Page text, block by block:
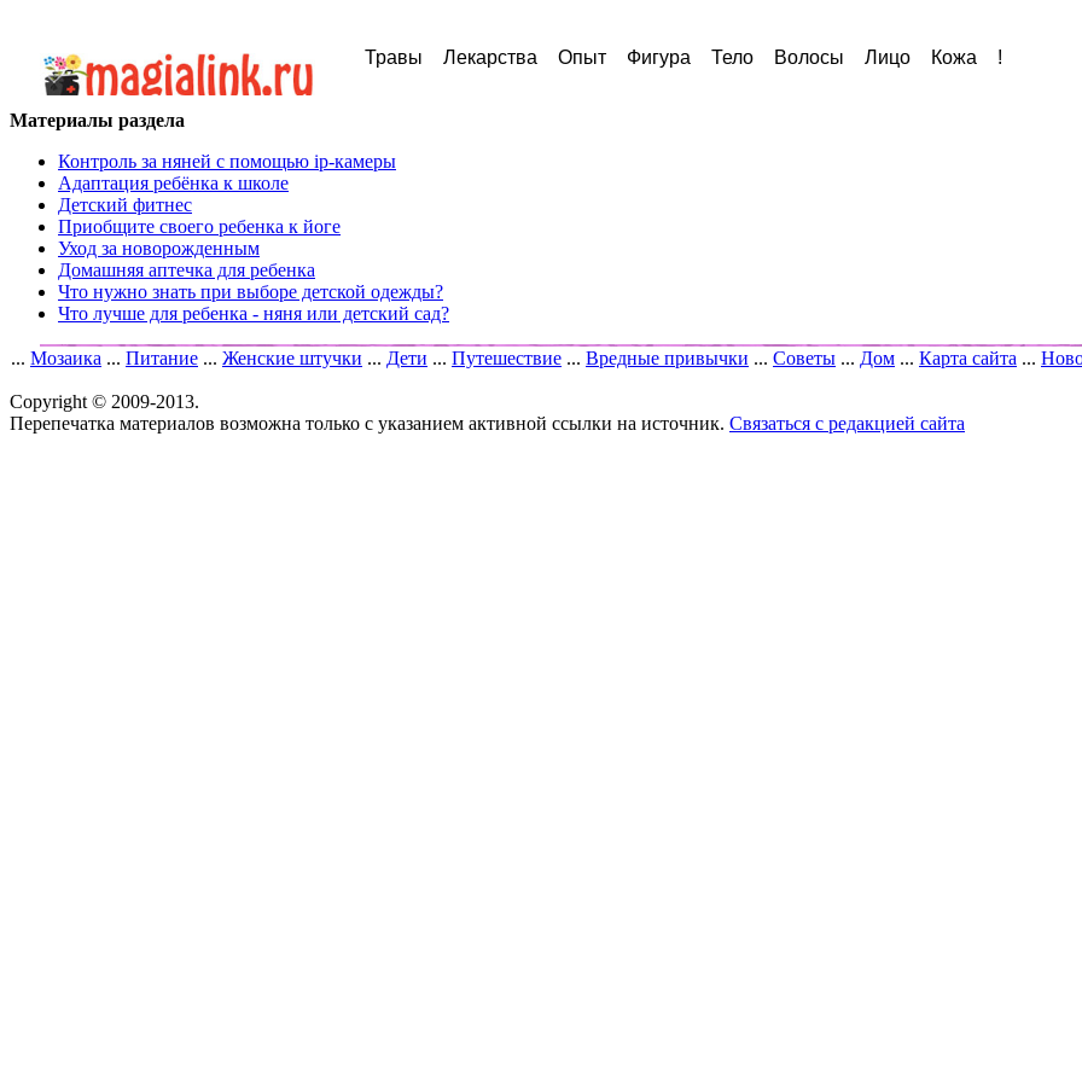
Травы Лекарства Опыт Фигура Тело Волосы Лицо Кожа !
Материалы раздела
Контроль за няней с помощью ip-камеры
Адаптация ребёнка к школе
Детский фитнес
Приобщите своего ребенка к йоге
Уход за новорожденным
Домашняя аптечка для ребенка
Что нужно знать при выборе детской одежды?
Что лучше для ребенка - няня или детский сад?
... Мозаика ... Питание ... Женские штучки ... Дети ... Путешествие ... Вредные привычки ... Советы ... Дом ... Карта сайта ...
Copyright © 2009-2013.
Перепечатка материалов возможна только с указанием активной ссылки на источник. Связаться с редакцией сайта